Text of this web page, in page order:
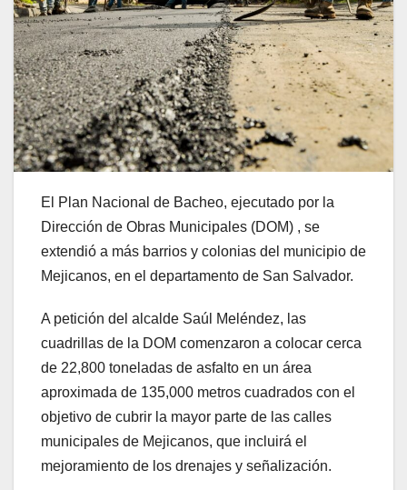
El Plan Nacional de Bacheo, ejecutado por la
Dirección de Obras Municipales (DOM) , se
extendió a más barrios y colonias del municipio de
Mejicanos, en el departamento de San Salvador.
A petición del alcalde Saúl Meléndez, las
cuadrillas de la DOM comenzaron a colocar cerca
de 22,800 toneladas de asfalto en un área
aproximada de 135,000 metros cuadrados con el
objetivo de cubrir la mayor parte de las calles
municipales de Mejicanos, que incluirá el
mejoramiento de los drenajes y señalización.